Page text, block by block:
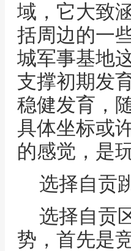
域，它大致
括周边的一
城军事基地
支撑初期发
稳健发育，
具体坐标或
的感觉，是
选择自贡
选择自贡
势，首先是